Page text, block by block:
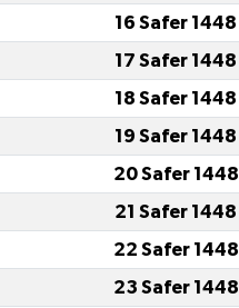
16 Safer 1448
17 Safer 1448
18 Safer 1448
19 Safer 1448
20 Safer 1448
21 Safer 1448
22 Safer 1448
23 Safer 1448